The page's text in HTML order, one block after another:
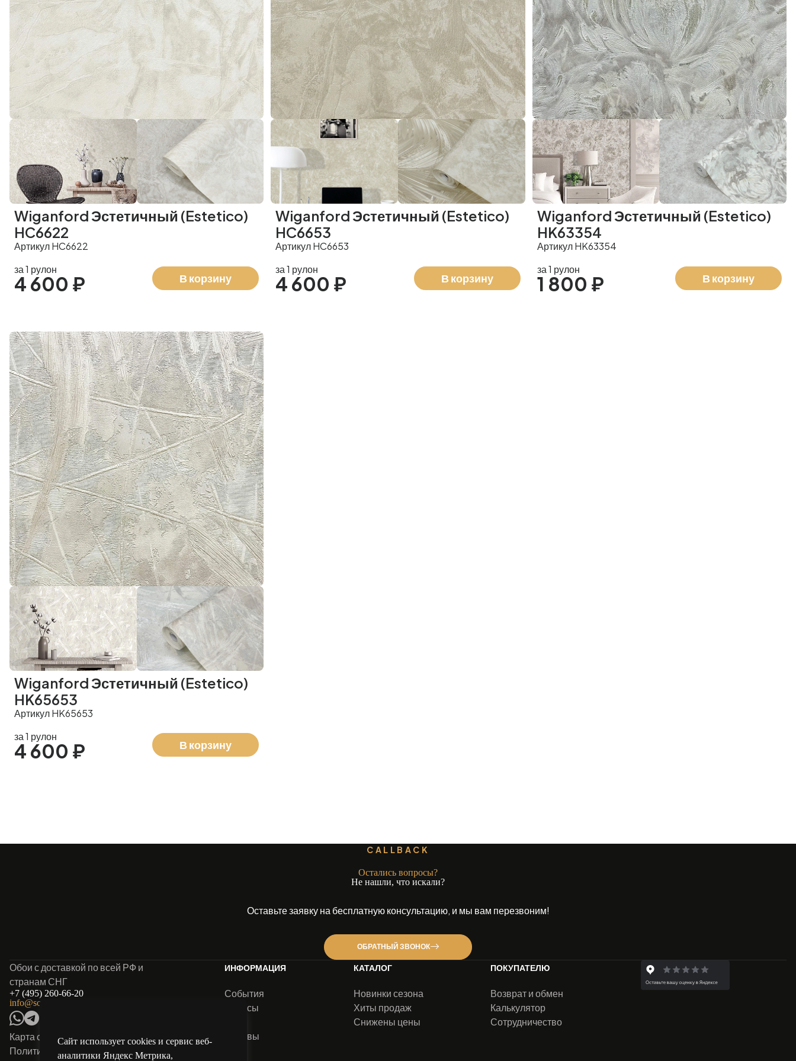
Wiganford Эстетичный (Estetico)
HC6622
Артикул HC6622
за 1 рулон
4 600 ₽ В корзину
Wiganford Эстетичный (Estetico)
HC6653
Артикул HC6653
за 1 рулон
4 600 ₽ В корзину
Wiganford Эстетичный (Estetico)
HK63354
Артикул HK63354
за 1 рулон
1 800 ₽ В корзину
Wiganford Эстетичный (Estetico)
HK65653
Артикул HK65653
за 1 рулон
4 600 ₽ В корзину
CALLBACK
Остались вопросы?
Не нашли, что искали?
Оставьте заявку на бесплатную консультацию, и мы вам перезвоним!
ОБРАТНЫЙ ЗВОНОК
Обои с доставкой по всей РФ и
странам СНГ
+7 (495) 260-66-20
info@solo-oboi.ru
Карта сайта
Политика конфиденциальности
ИНФОРМАЦИЯ
События
Анонсы
Отзывы
КАТАЛОГ
Новинки сезона
Хиты продаж
Снижены цены
ПОКУПАТЕЛЮ
Возврат и обмен
Калькулятор
Сотрудничество
Сайт использует cookies и сервис веб-
аналитики Яндекс Метрика,